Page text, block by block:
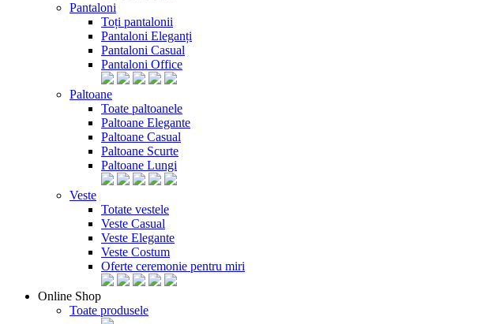
Pantaloni
Toți pantalonii
Pantaloni Eleganți
Pantaloni Casual
Pantaloni Office
Paltoane
Toate paltoanele
Paltoane Elegante
Paltoane Casual
Paltoane Scurte
Paltoane Lungi
Veste
Totate vestele
Veste Casual
Veste Elegante
Veste Costum
Oferte ceremonie pentru miri
Online Shop
Toate produsele